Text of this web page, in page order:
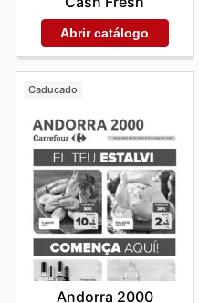
Abrir catálogo
Caducado
Andorra 2000